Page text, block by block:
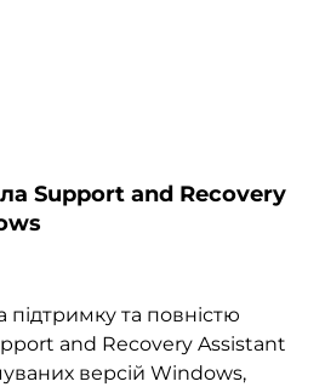
Support and Recovery
та повністю
and Recovery Assistant
версій Windows,